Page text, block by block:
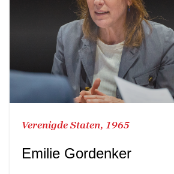
Verenigde Staten, 1965
Emilie Gordenker